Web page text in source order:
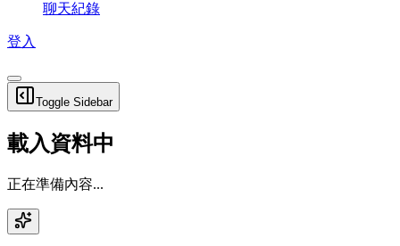
聊天紀錄
登入
Toggle Sidebar
載入資料中
正在準備內容...